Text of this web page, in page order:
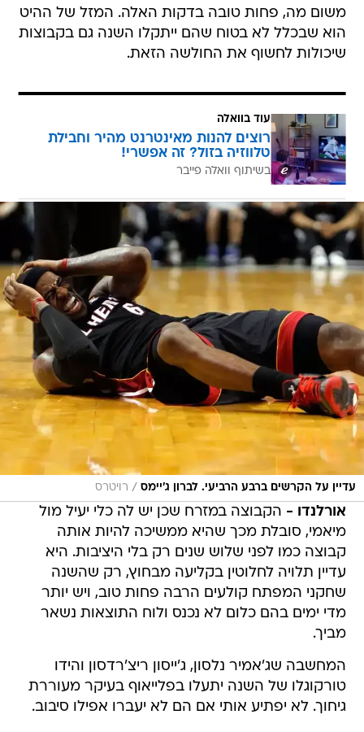
משום מה, פחות טובה בדקות האלה. המזל של ההיט
הוא שבכלל לא בטוח שהם ייתקלו השנה גם בקבוצות
שיכולות לחשוף את החולשה הזאת.
עוד בוואלה
רוצים להנות מאינטרנט מהיר וחבילת
טלווזיה בזול? זה אפשרי!
בשיתוף וואלה פייבר
עדיין על הקרשים ברבע הרביעי. לברון ג'יימס / רויטרס
אורלנדו - הקבוצה במזרח שכן יש לה כלי יעיל מול
מיאמי, סובלת מכך שהיא ממשיכה להיות אותה
קבוצה כמו לפני שלוש שנים רק בלי היציבות. היא
עדיין תלויה לחלוטין בקליעה מבחוץ, רק שהשנה
שחקני המפתח קולעים הרבה פחות טוב, ויש יותר
מדי ימים בהם כלום לא נכנס ולוח התוצאות נשאר
מביך.
המחשבה שג'אמיר נלסון, ג'ייסון ריצ'רדסון והידו
טורקוגלו של השנה יתעלו בפלייאוף בעיקר מעוררת
גיחוך. לא יפתיע אותי אם הם לא יעברו אפילו סיבוב.